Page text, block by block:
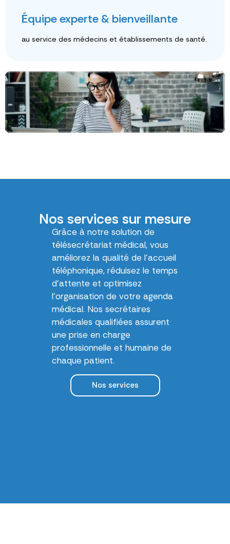
Équipe experte & bienveillante
au service des médecins et établissements de santé.
Nos services sur mesure
Grâce à notre solution de
télésecrétariat médical, vous
améliorez la qualité de l’accueil
téléphonique, réduisez le temps
d’attente et optimisez
l’organisation de votre agenda
médical. Nos secrétaires
médicales qualifiées assurent
une prise en charge
professionnelle et humaine de
chaque patient.
Nos services